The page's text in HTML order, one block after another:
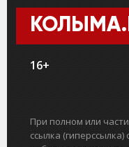
16+
При полном или
ссылка